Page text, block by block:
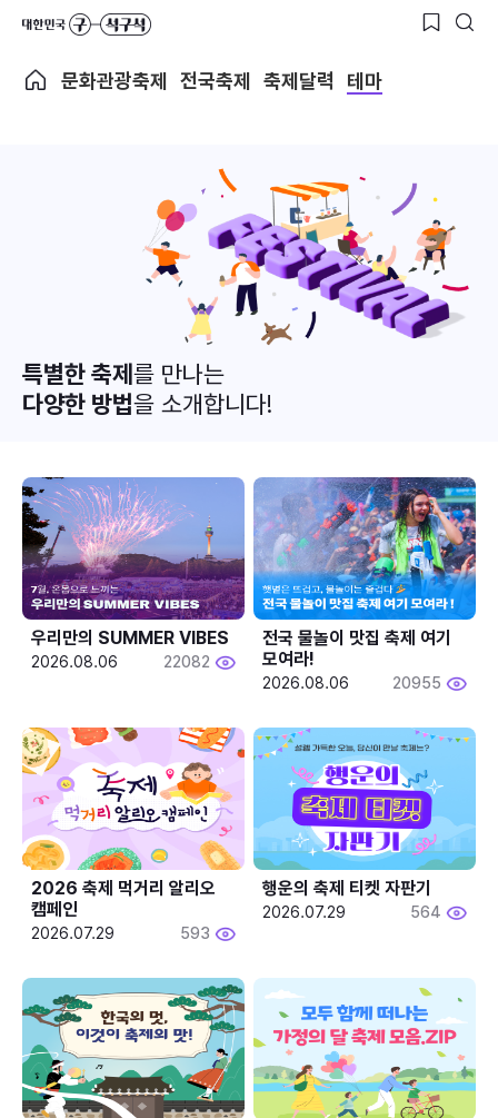
문화관광축제 전국축제 축제달력 테마
특별한 축제를 만나는
다양한 방법을 소개합니다!
우리만의 SUMMER VIBES
2026.08.06 22082
전국 물놀이 맛집 축제 여기
모여라!
2026.08.06 20955
2026 축제 먹거리 알리오
캠페인
2026.07.29 593
행운의 축제 티켓 자판기
2026.07.29 564